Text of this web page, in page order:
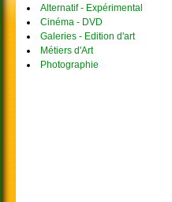
Alternatif - Expérimental
Cinéma - DVD
Galeries - Edition d'art
Métiers d'Art
Photographie